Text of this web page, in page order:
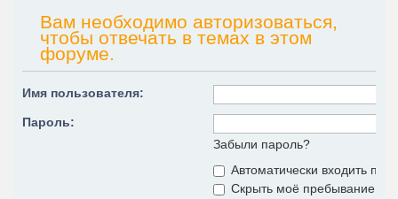
Вам необходимо авторизоваться,
чтобы отвечать в темах в этом
форуме.
Имя пользователя:
Пароль:
Забыли пароль?
Автоматически входить
Скрыть моё пребывание на